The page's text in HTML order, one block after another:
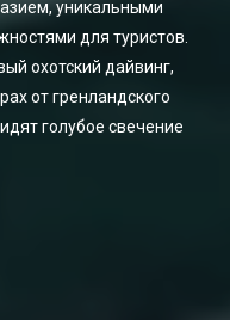
уникальными
для туристов.
охотский дайвинг,
от гренландского
голубое свечение